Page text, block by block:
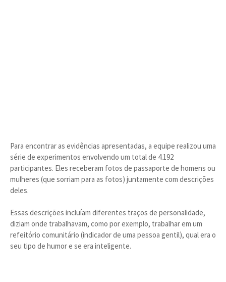
Para encontrar as evidências apresentadas, a equipe realizou uma
série de experimentos envolvendo um total de 4.192
participantes. Eles receberam fotos de passaporte de homens ou
mulheres (que sorriam para as fotos) juntamente com descrições
deles.
Essas descrições incluíam diferentes traços de personalidade,
diziam onde trabalhavam, como por exemplo, trabalhar em um
refeitório comunitário (indicador de uma pessoa gentil), qual era o
seu tipo de humor e se era inteligente.